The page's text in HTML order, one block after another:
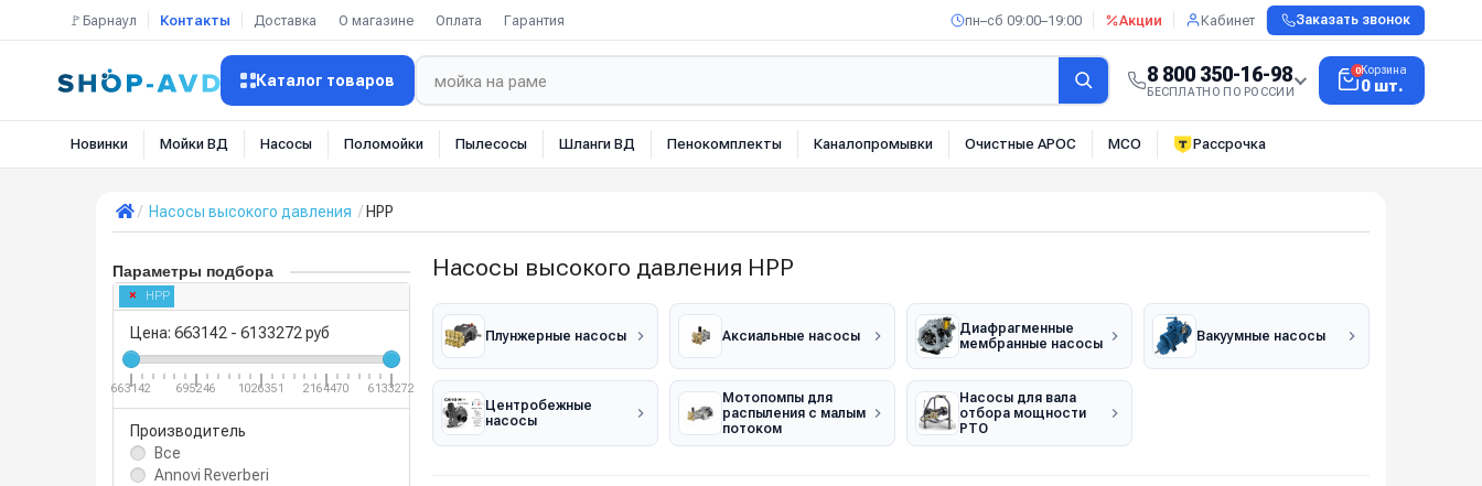
🚩Барнаул Контакты Доставка О магазине Оплата Гарантия пн–сб 09:00–19:00 Акции Кабинет Заказать звонок
Каталог товаров 8 800 350-16-98
БЕСПЛАТНО ПО РОССИИ
0Корзина
0 шт.
Новинки Мойки ВД Насосы Поломойки Пылесосы Шланги ВД Пенокомплекты Каналопромывки Очистные АРОС МСО Рассрочка
Насосы высокого давления HPP
Параметры подбора
HPP
Цена: 663142 - 6133272 руб
663142 695246 1026351 2164470 6133272
Производитель
Все
Annovi Reverberi
Насосы высокого давления HPP
Плунжерные насосы Аксиальные насосы
Диафрагменные
мембранные насосы
Вакуумные насосы
Центробежные
насосы
Мотопомпы для
распыления с малым
потоком
Насосы для вала
отбора мощности
PTO